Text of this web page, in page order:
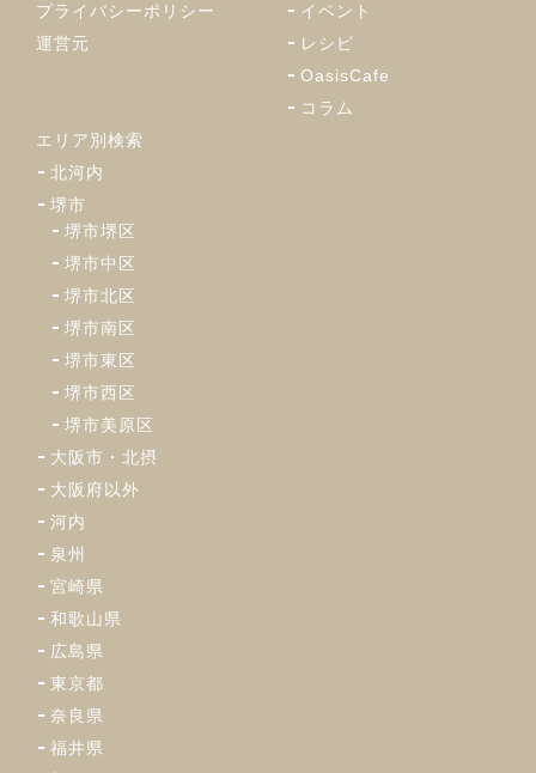
プライバシーポリシー
運営元
イベント
レシピ
OasisCafe
コラム
エリア別検索
北河内
堺市
堺市堺区
堺市中区
堺市北区
堺市南区
堺市東区
堺市西区
堺市美原区
大阪市・北摂
大阪府以外
河内
泉州
宮崎県
和歌山県
広島県
東京都
奈良県
福井県